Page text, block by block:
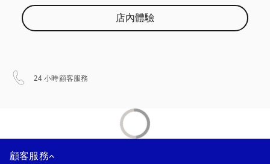
店內體驗
24 小時顧客服務
顧客服務